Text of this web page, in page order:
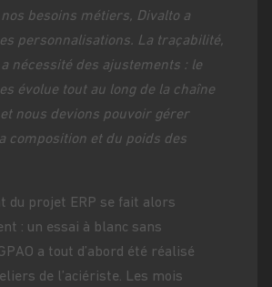
nos besoins métiers, Divalto a
personnalisations. La traçabilité,
nécessité des ajustements : le
évolue tout au long de la chaîne
nous devions pouvoir gérer
composition et du poids des
du projet ERP se fait alors
: un essai à blanc sans
a tout d’abord été réalisé
de l’aciériste. Les mois